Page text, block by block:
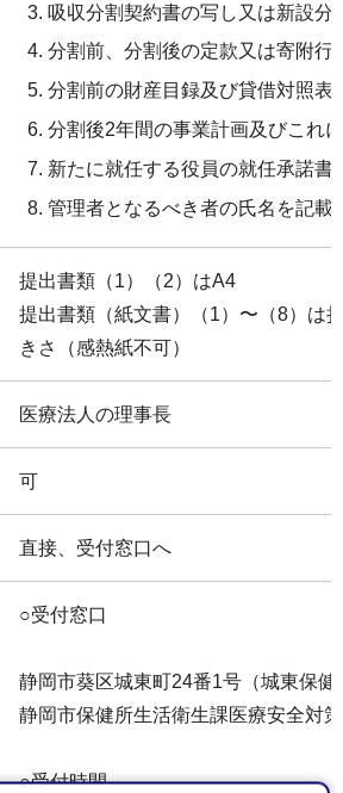
吸収分割契約書の写し又は新設分
分割前、分割後の定款又は寄附行
分割前の財産目録及び貸借対照表
分割後2年間の事業計画及びこれ
新たに就任する役員の就任承諾書
管理者となるべき者の氏名を記載
提出書類（1）（2）はA4
提出書類（紙文書）（1）〜（8）は
きさ（感熱紙不可）
医療法人の理事長
可
直接、受付窓口へ
○受付窓口
静岡市葵区城東町24番1号（城東保
静岡市保健所生活衛生課医療安全対
○受付時間